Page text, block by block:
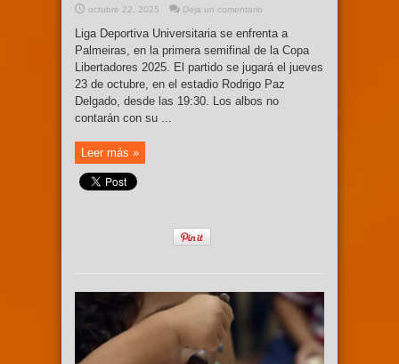
octubre 22, 2025 Deja un comentario
Liga Deportiva Universitaria se enfrenta a
Palmeiras, en la primera semifinal de la Copa
Libertadores 2025. El partido se jugará el jueves
23 de octubre, en el estadio Rodrigo Paz
Delgado, desde las 19:30. Los albos no
contarán con su ...
Leer más »